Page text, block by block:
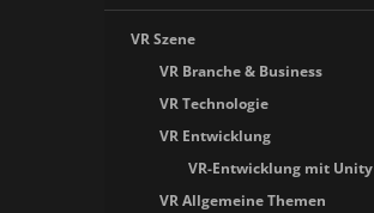
VR Szene
VR Branche & Business
VR Technologie
VR Entwicklung
VR-Entwicklung mit Unity
VR Allgemeine Themen